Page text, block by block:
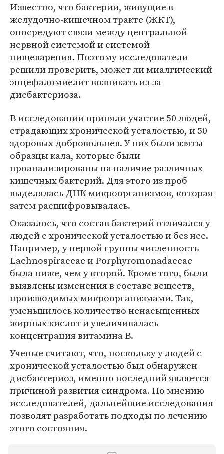
Известно, что бактерии, живущие в
желудочно-кишечном тракте (ЖКТ),
опосредуют связи между центральной
нервной системой и системой
пищеварения. Поэтому исследователи
решили проверить, может ли миалгический
энцефаломиелит возникать из-за
дисбактериоза.
В исследовании приняли участие 50 людей,
страдающих хронической усталостью, и 50
здоровых добровольцев. У них были взяты
образцы кала, которые были
проанализированы на наличие различных
кишечных бактерий. Для этого из проб
выделялась ДНК микроорганизмов, которая
затем расшифровывалась.
Оказалось, что состав бактерий отличался у
людей с хронической усталостью и без нее.
Например, у первой группы численность
Lachnospiraceae и Porphyromonadaceae
была ниже, чем у второй. Кроме того, были
выявлены изменения в составе веществ,
производимых микроорганизмами. Так,
уменьшилось количество ненасыщенных
жирных кислот и увеличивалась
концентрация витамина B.
Ученые считают, что, поскольку у людей с
хронической усталостью был обнаружен
дисбактериоз, именно последний является
причиной развития синдрома. По мнению
исследователей, дальнейшие исследования
позволят разработать подходы по лечению
этого состояния.